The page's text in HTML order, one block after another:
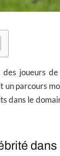
des joueurs
parcours
dans le
dans